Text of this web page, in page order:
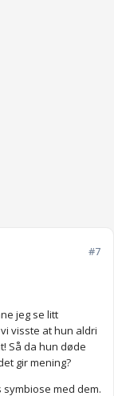
#7
jeg se litt
visste at hun aldri
Så da hun døde
gir mening?
med dem.